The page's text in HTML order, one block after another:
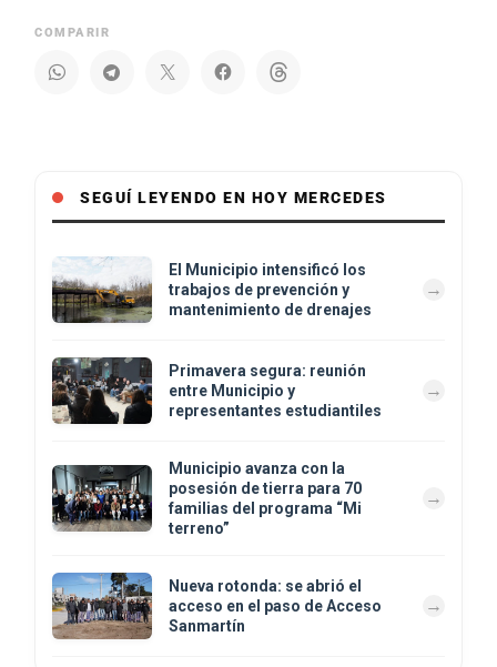
COMPARIR
SEGUÍ LEYENDO EN HOY MERCEDES
El Municipio intensificó los
trabajos de prevención y
mantenimiento de drenajes
Primavera segura: reunión
entre Municipio y
representantes estudiantiles
Municipio avanza con la
posesión de tierra para 70
familias del programa “Mi
terreno”
Nueva rotonda: se abrió el
acceso en el paso de Acceso
Sanmartín